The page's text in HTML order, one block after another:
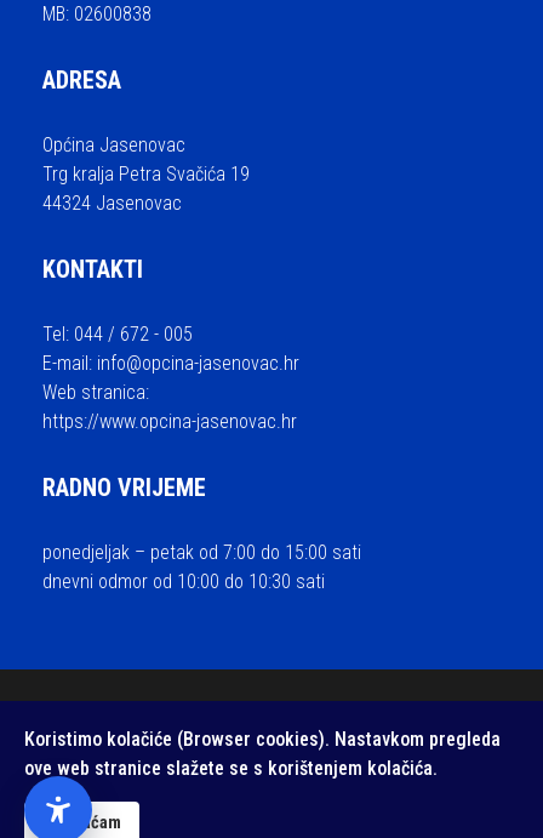
MB: 02600838
ADRESA
Općina Jasenovac
Trg kralja Petra Svačića 19
44324 Jasenovac
KONTAKTI
Tel: 044 / 672 - 005
E-mail: info@opcina-jasenovac.hr
Web stranica:
https://www.opcina-jasenovac.hr
RADNO VRIJEME
ponedjeljak – petak od 7:00 do 15:00 sati
dnevni odmor od 10:00 do 10:30 sati
Medialive
Izjava o pristupačnosti web stranice
Koristimo kolačiće (Browser cookies). Nastavkom pregleda
ove web stranice slažete se s korištenjem kolačića.
Prihvaćam